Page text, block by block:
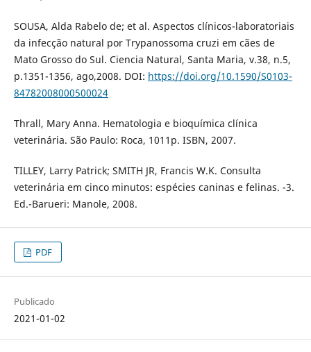
SOUSA, Alda Rabelo de; et al. Aspectos clínicos-laboratoriais
da infecção natural por Trypanossoma cruzi em cães de
Mato Grosso do Sul. Ciencia Natural, Santa Maria, v.38, n.5,
p.1351-1356, ago,2008. DOI: https://doi.org/10.1590/S0103-
84782008000500024
Thrall, Mary Anna. Hematologia e bioquímica clínica
veterinária. São Paulo: Roca, 1011p. ISBN, 2007.
TILLEY, Larry Patrick; SMITH JR, Francis W.K. Consulta
veterinária em cinco minutos: espécies caninas e felinas. -3.
Ed.-Barueri: Manole, 2008.
PDF
Publicado
2021-01-02